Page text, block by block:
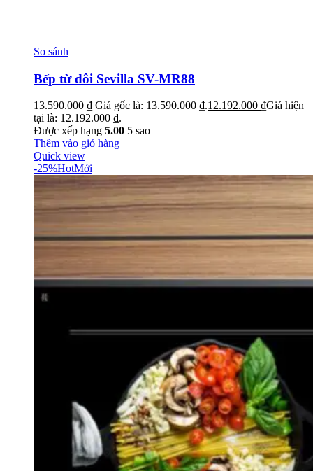
So sánh
Bếp từ đôi Sevilla SV-MR88
13.590.000₫ Giá gốc là: 13.590.000 ₫.12.192.000 ₫Giá hiện
tại là: 12.192.000 ₫.
Được xếp hạng 5.00 5 sao
Thêm vào giỏ hàng
Quick view
-25%HotMới